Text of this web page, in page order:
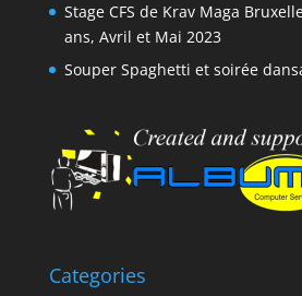
Stage CFS de Krav Maga
ans, Avril et Mai 2023
Souper Spaghetti et soirée
Categories